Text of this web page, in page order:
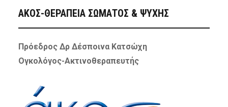
ΑΚΟΣ-ΘΕΡΑΠΕΙΑ ΣΩΜΑΤΟΣ & ΨΥΧΗΣ
Πρόεδρος Δρ Δέσποινα Κατσώχη
Ογκολόγος-Ακτινοθεραπευτής